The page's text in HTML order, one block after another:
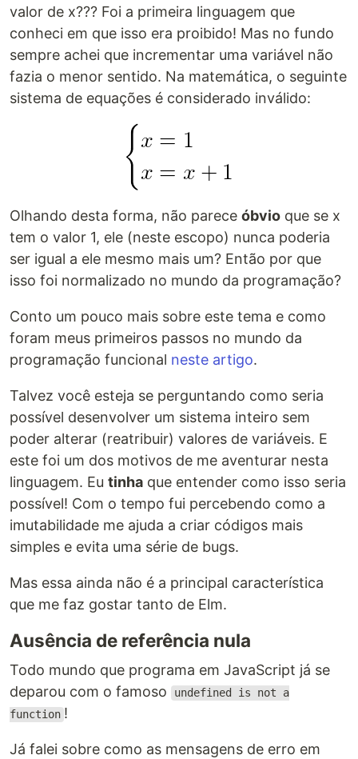
valor de x??? Foi a primeira linguagem que
conheci em que isso era proibido! Mas no fundo
sempre achei que incrementar uma variável não
fazia o menor sentido. Na matemática, o seguinte
sistema de equações é considerado inválido:
Olhando desta forma, não parece óbvio que se x
tem o valor 1, ele (neste escopo) nunca poderia
ser igual a ele mesmo mais um? Então por que
isso foi normalizado no mundo da programação?
Conto um pouco mais sobre este tema e como
foram meus primeiros passos no mundo da
programação funcional neste artigo.
Talvez você esteja se perguntando como seria
possível desenvolver um sistema inteiro sem
poder alterar (reatribuir) valores de variáveis. E
este foi um dos motivos de me aventurar nesta
linguagem. Eu tinha que entender como isso seria
possível! Com o tempo fui percebendo como a
imutabilidade me ajuda a criar códigos mais
simples e evita uma série de bugs.
Mas essa ainda não é a principal característica
que me faz gostar tanto de Elm.
Ausência de referência nula
Todo mundo que programa em JavaScript já se
deparou com o famoso
undefined is not a
function !
Já falei sobre como as mensagens de erro em